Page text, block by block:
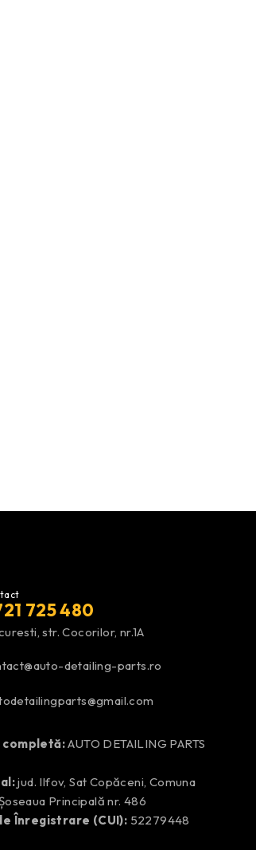
725 480
str. Cocorilor, nr.1A
detailing-parts.ro
completă:AUTO DETAILING PARTS
jud. Ilfov, Sat Copăceni, Comuna
Principală nr. 486
Înregistrare (CUI): 52279448